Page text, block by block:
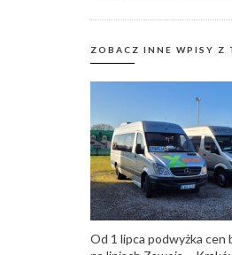
ZOBACZ INNE WPISY Z
Od 1 lipca podwyżka cen